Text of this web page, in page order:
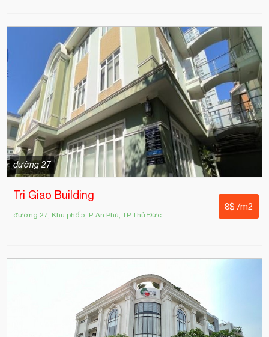
đường 27
Tri Giao Building
đường 27, Khu phố 5, P. An Phú, TP Thủ Đức
8$ /m2